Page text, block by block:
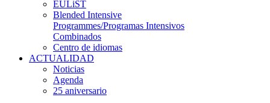
EULiST
Blended Intensive
Programmes/Programas Intensivos
Combinados
Centro de idiomas
ACTUALIDAD
Noticias
Agenda
25 aniversario